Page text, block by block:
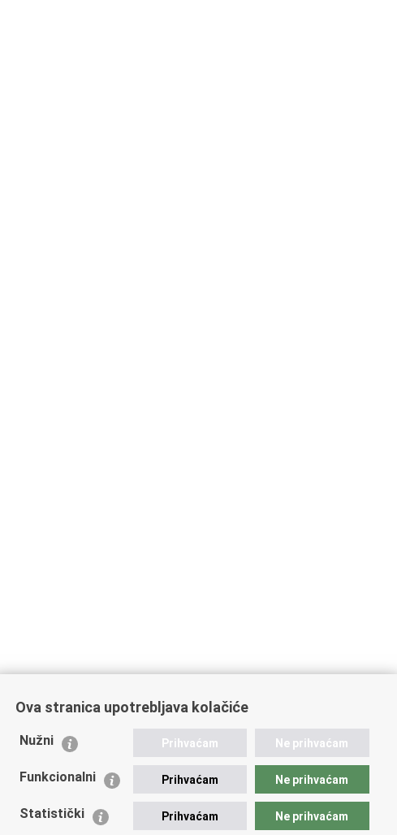
Važne poveznice
Ministarstvo unutarnjih poslova
Udruge
Policijska akademija
Ova stranica upotrebljava kolačiće
Nužni Prihvaćam Ne prihvaćam
Funkcionalni Prihvaćam Ne prihvaćam
Statistički Prihvaćam Ne prihvaćam